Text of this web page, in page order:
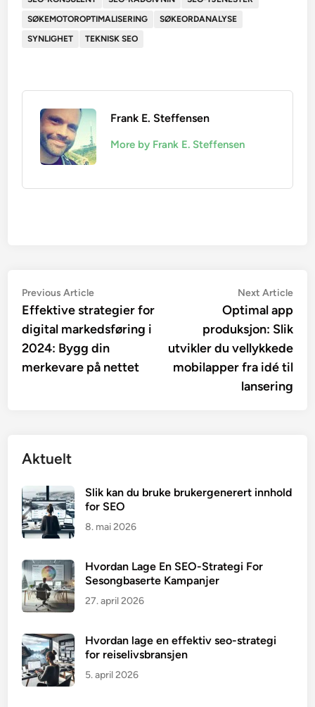
SØKEMOTOROPTIMALISERING
SØKEORDANALYSE
SYNLIGHET
TEKNISK SEO
Frank E. Steffensen
More by Frank E. Steffensen
Innleggsnavigasjon
Previous ArticlePrevious
article:
Effektive strategier for
digital markedsføring i
2024: Bygg din
merkevare på nettet
Next Article
Optimal app
produksjon: Slik
utvikler du vellykkede
mobilapper fra idé til
lansering
Aktuelt
Slik kan du bruke brukergenerert innhold
for SEO
8. mai 2026
Hvordan Lage En SEO-Strategi For
Sesongbaserte Kampanjer
27. april 2026
Hvordan lage en effektiv seo-strategi
for reiselivsbransjen
5. april 2026